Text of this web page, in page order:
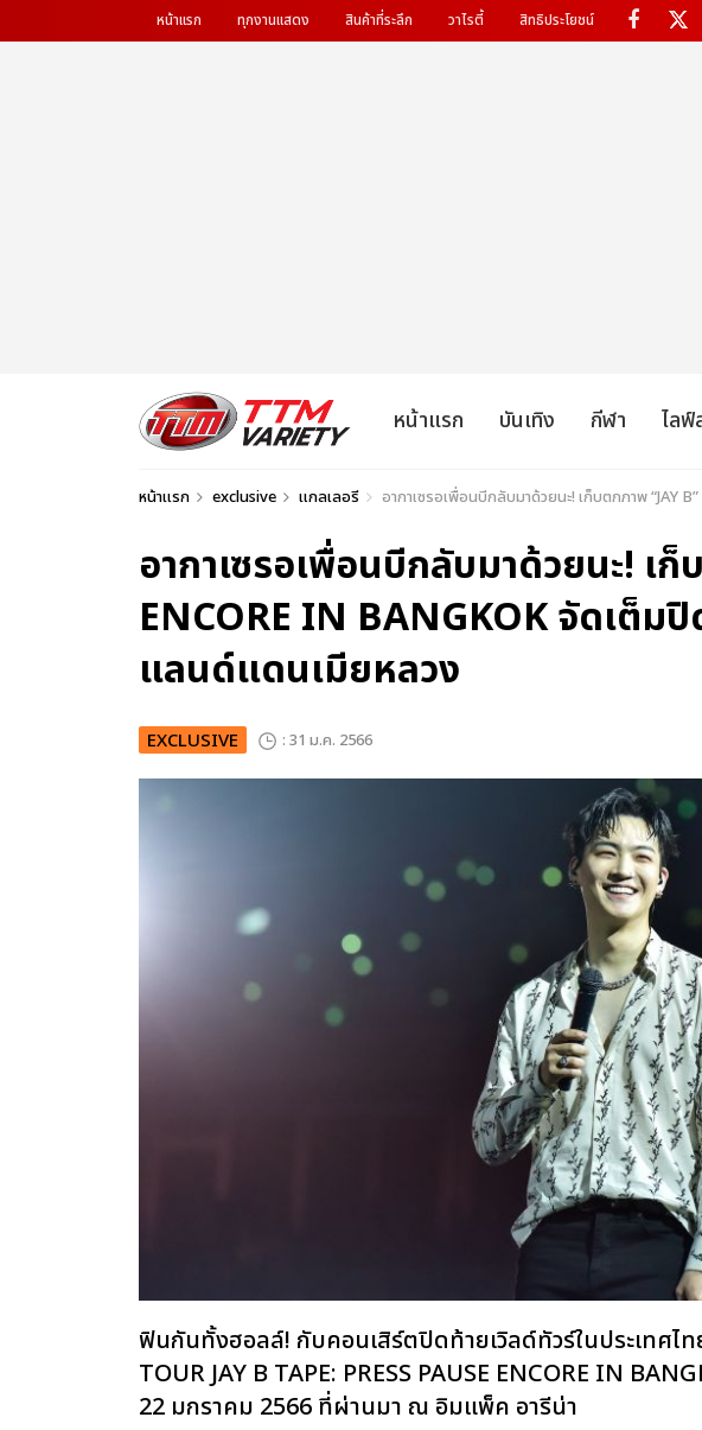
หน้าแรก ทุกงานแสดง สินค้าที่ระลึก วาไรตี้ สิทธิประโยชน์
หน้าแรก บันเทิง กีฬา ไลฟ์
หน้าแรก exclusive แกลเลอรี อากาเซรอเพื่อนบีกลับมาด้วยนะ! เก็บตกภาพ “JAY
อากาเซรอเพื่อนบีกลับมาด้วยนะ! เก็
ENCORE IN BANGKOK จัดเต็ม
แลนด์แดนเมียหลวง
EXCLUSIVE : 31 ม.ค. 2566
ฟินกันทั้งฮอลล์! กับคอนเสิร์ตปิดท้ายเวิลด์ทัวร์ในประเทศไ
TOUR JAY B TAPE: PRESS PAUSE ENCORE IN
22 มกราคม 2566 ที่ผ่านมา ณ อิมแพ็ค อารีน่า